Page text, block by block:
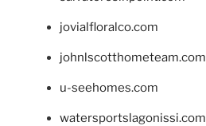
jovialfloralco.com
johnlscotthometeam.com
u-seehomes.com
watersportslagonissi.com